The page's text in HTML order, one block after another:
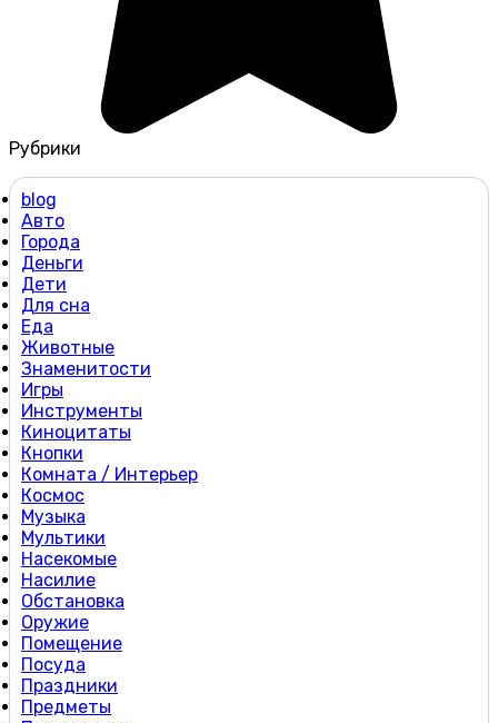
Рубрики
blog
Авто
Города
Деньги
Дети
Для сна
Еда
Животные
Знаменитости
Игры
Инструменты
Киноцитаты
Кнопки
Комната / Интерьер
Космос
Музыка
Мультики
Насекомые
Насилие
Обстановка
Оружие
Помещение
Посуда
Праздники
Предметы